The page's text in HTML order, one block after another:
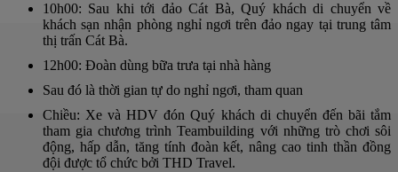
10h00: Sau khi tới đảo Cát Bà, Quý khách di chuyển về
khách sạn nhận phòng nghỉ ngơi trên đảo ngay tại trung tâm
thị trấn Cát Bà.
12h00: Đoàn dùng bữa trưa tại nhà hàng
Sau đó là thời gian tự do nghỉ ngơi, tham quan
Chiều: Xe và HDV đón Quý khách di chuyển đến bãi tắm
tham gia chương trình Teambuilding với những trò chơi sôi
động, hấp dẫn, tăng tính đoàn kết, nâng cao tinh thần đồng
đội được tổ chức bởi THD Travel.